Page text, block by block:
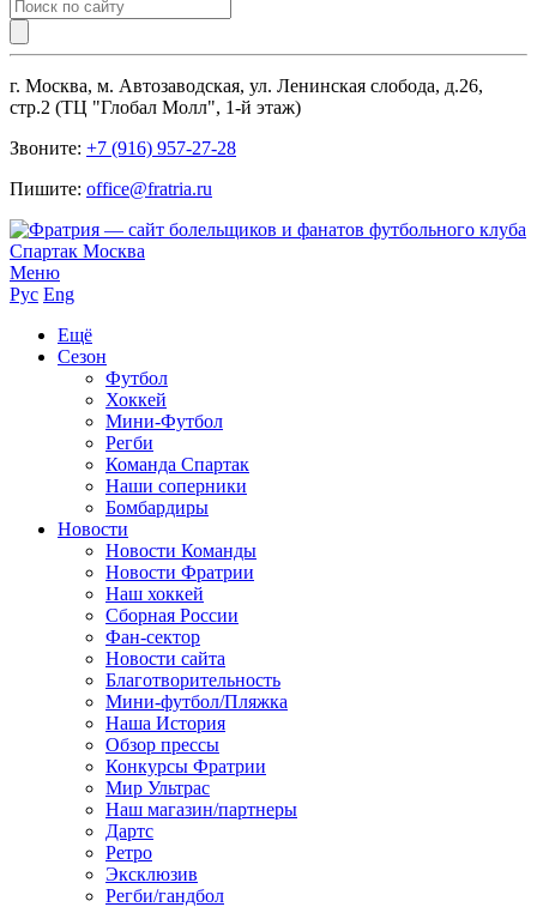
г. Москва, м. Автозаводская, ул. Ленинская слобода, д.26,
стр.2 (ТЦ "Глобал Молл", 1-й этаж)
Звоните: +7 (916) 957-27-28
Пишите: office@fratria.ru
Меню
Рус Eng
Ещё
Сезон
Футбол
Хоккей
Мини-Футбол
Регби
Команда Спартак
Наши соперники
Бомбардиры
Новости
Новости Команды
Новости Фратрии
Наш хоккей
Сборная России
Фан-cектор
Новости сайта
Благотворительность
Мини-футбол/Пляжка
Наша История
Обзор прессы
Конкурсы Фратрии
Мир Ультрас
Наш магазин/партнеры
Дартс
Ретро
Эксклюзив
Регби/гандбол